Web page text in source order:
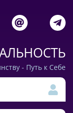
- Путь к Себе